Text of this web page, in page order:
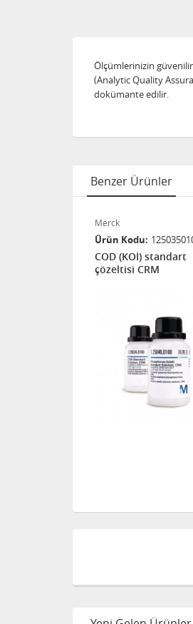
Ölçümlerinizin
(Analytic Quality
dokümante edilir.
Benzer Ürünler
Merck
Ürün Kodu
COD (KOİ) standart
çözeltisi CRM